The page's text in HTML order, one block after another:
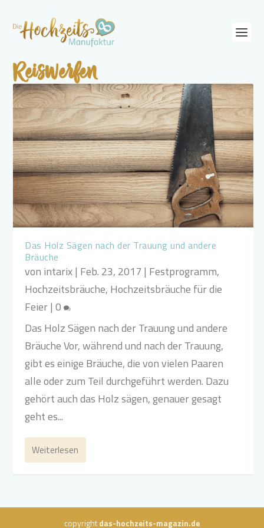
Reiswerfen
Das Holz Sägen nach der Trauung und andere
Bräuche
von intarix| Feb. 23, 2017 | Festprogramm,
Hochzeitsbräuche, Hochzeitsbräuche für die
Feier|0
Das Holz Sägen nach der Trauung und andere
Bräuche Vor, während und nach der Trauung,
gibt es einige Bräuche, die von vielen Paaren
alle oder zum Teil durchgeführt werden. Dazu
gehört auch das Holz sägen, genauer gesagt
geht es...
Weiterlesen
copyrightdas-hochzeits-magazin.de